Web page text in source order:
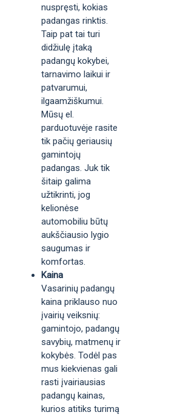
nuspręsti, kokias
padangas rinktis.
Taip pat tai turi
didžiulę įtaką
padangų kokybei,
tarnavimo laikui ir
patvarumui,
ilgaamžiškumui.
Mūsų el.
parduotuvėje rasite
tik pačių geriausių
gamintojų
padangas. Juk tik
šitaip galima
užtikrinti, jog
kelionėse
automobiliu būtų
aukščiausio lygio
saugumas ir
komfortas.
Kaina
Vasarinių padangų
kaina priklauso nuo
įvairių veiksnių:
gamintojo, padangų
savybių, matmenų ir
kokybės. Todėl pas
mus kiekvienas gali
rasti įvairiausias
padangų kainas,
kurios atitiks turimą